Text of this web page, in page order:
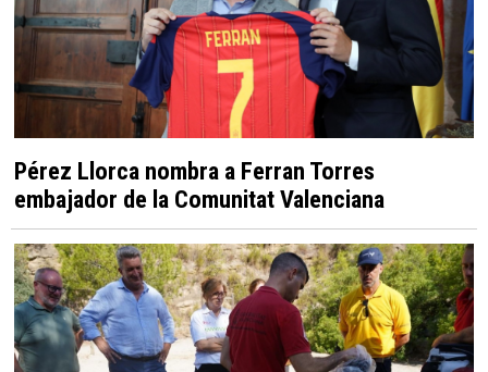
Pérez Llorca nombra a Ferran Torres
embajador de la Comunitat Valenciana